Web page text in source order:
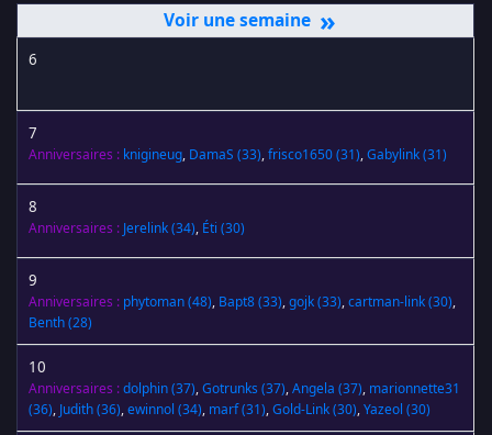
»
6
7
Anniversaires : knigineug, DamaS (33),frisco1650(31),Gabylink(31)
8
Anniversaires : Jerelink(34), Éti (30)
9
Anniversaires : phytoman(48), Bapt8(33),gojk(33),cartman-link(30),
Benth(28)
10
Anniversaires :dolphin(37),Gotrunks (37),Angela (37), marionnette31
(36), Judith(36),ewinnol (34), marf(31),Gold-Link(30),Yazeol (30)